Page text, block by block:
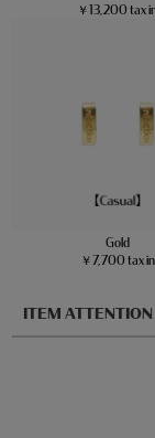
￥13,200 tax
Gold
￥7,700 tax in
ITEM ATTENTION